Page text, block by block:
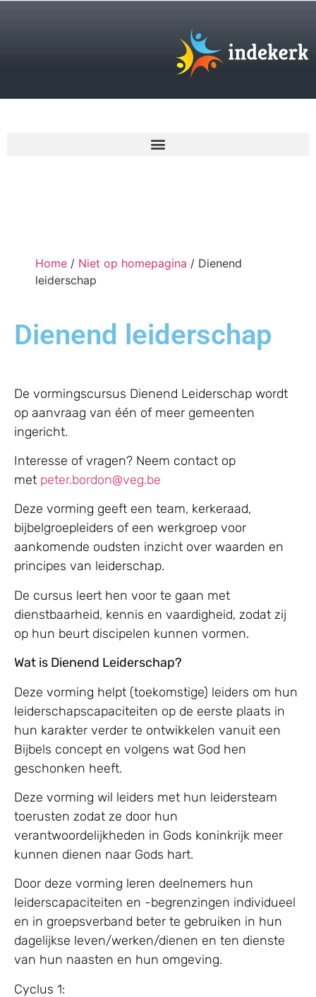
Home / Niet op homepagina / Dienend
leiderschap
Dienend leiderschap
De vormingscursus Dienend Leiderschap wordt
op aanvraag van één of meer gemeenten
ingericht.
Interesse of vragen? Neem contact op
met peter.bordon@veg.be
Deze vorming geeft een team, kerkeraad,
bijbelgroepleiders of een werkgroep voor
aankomende oudsten inzicht over waarden en
principes van leiderschap.
De cursus leert hen voor te gaan met
dienstbaarheid, kennis en vaardigheid, zodat zij
op hun beurt discipelen kunnen vormen.
Wat is Dienend Leiderschap?
Deze vorming helpt (toekomstige) leiders om hun
leiderschapscapaciteiten op de eerste plaats in
hun karakter verder te ontwikkelen vanuit een
Bijbels concept en volgens wat God hen
geschonken heeft.
Deze vorming wil leiders met hun leidersteam
toerusten zodat ze door hun
verantwoordelijkheden in Gods koninkrijk meer
kunnen dienen naar Gods hart.
Door deze vorming leren deelnemers hun
leiderscapaciteiten en -begrenzingen individueel
en in groepsverband beter te gebruiken in hun
dagelijkse leven/werken/dienen en ten dienste
van hun naasten en hun omgeving.
Cyclus 1: